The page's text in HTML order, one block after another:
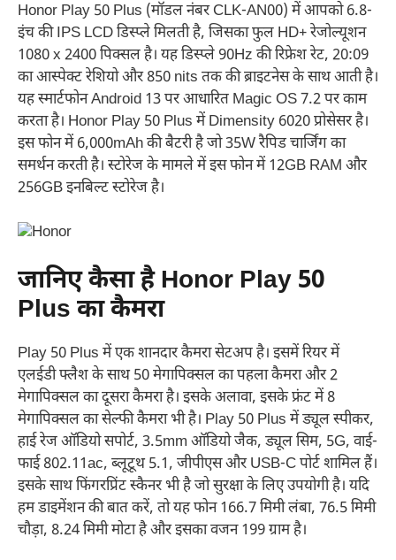
Honor Play 50 Plus (मॉडल नंबर CLK-AN00) में आपको 6.8-
इंच की IPS LCD डिस्प्ले मिलती है, जिसका फुल HD+ रेजोल्यूशन
1080 x 2400 पिक्सल है। यह डिस्प्ले 90Hz की रिफ्रेश रेट, 20:09
का आस्पेक्ट रेशियो और 850 nits तक की ब्राइटनेस के साथ आती है।
यह स्मार्टफोन Android 13 पर आधारित Magic OS 7.2 पर काम
करता है। Honor Play 50 Plus में Dimensity 6020 प्रोसेसर है।
इस फोन में 6,000mAh की बैटरी है जो 35W रैपिड चार्जिंग का
समर्थन करती है। स्टोरेज के मामले में इस फोन में 12GB RAM और
256GB इनबिल्ट स्टोरेज है।
जानिए कैसा है Honor Play 50
Plus का कैमरा
Play 50 Plus में एक शानदार कैमरा सेटअप है। इसमें रियर में
एलईडी फ्लैश के साथ 50 मेगापिक्सल का पहला कैमरा और 2
मेगापिक्सल का दूसरा कैमरा है। इसके अलावा, इसके फ्रंट में 8
मेगापिक्सल का सेल्फी कैमरा भी है। Play 50 Plus में ड्यूल स्पीकर,
हाई रेज ऑडियो सपोर्ट, 3.5mm ऑडियो जैक, ड्यूल सिम, 5G, वाई-
फाई 802.11ac, ब्लूटूथ 5.1, जीपीएस और USB-C पोर्ट शामिल हैं।
इसके साथ फिंगरप्रिंट स्कैनर भी है जो सुरक्षा के लिए उपयोगी है। यदि
हम डाइमेंशन की बात करें, तो यह फोन 166.7 मिमी लंबा, 76.5 मिमी
चौड़ा, 8.24 मिमी मोटा है और इसका वजन 199 ग्राम है।